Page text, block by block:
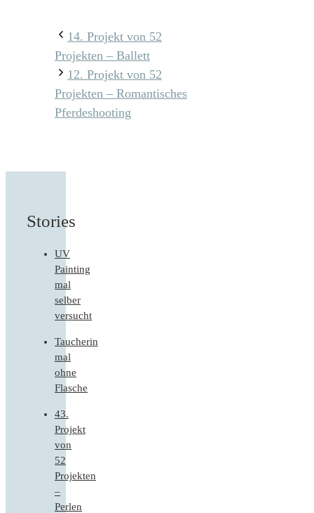
14. Projekt von 52
Projekten – Ballett
12. Projekt von 52
Projekten – Romantisches
Pferdeshooting
Stories
UV
Painting
mal
selber
versucht
Taucherin
mal
ohne
Flasche
43.
Projekt
von
52
Projekten
–
Perlen